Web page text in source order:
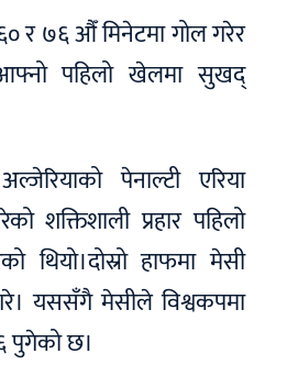
र ७६ औँ मिनेटमा गोल गरेर
पहिलो खेलमा सुखद्
पेनाल्टी एरिया
शक्तिशाली प्रहार पहिलो
थियो।दोस्रो हाफमा मेसी
यससँगै मेसीले विश्वकपमा
पुगेको छ।